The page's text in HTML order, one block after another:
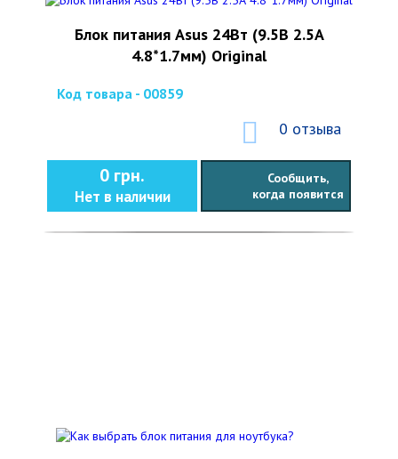
Блок питания Asus 24Вт (9.5В 2.5А
4.8*1.7мм) Original
Код товара - 00859
0 отзыва
0 грн.
Нет в наличии
Сообщить,
когда появится